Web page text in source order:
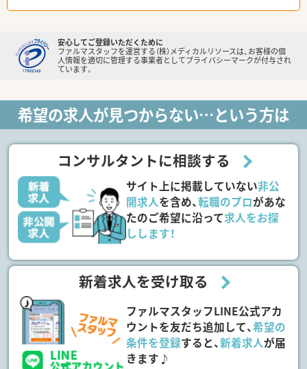
安心してご登録いただくために
ファルマスタッフを運営する（株）メディカルリソースは、お客様の個
人情報を適切に管理する事業者としてプライバシーマークが付与され
ています。
希望の求人が見つからない…という方は
コンサルタントに相談する
サイト上に掲載していない非公
開求人を含め、転職のプロがあな
たのご希望に沿って求人をお探
しします！
新着求人を受け取る
ファルマスタッフLINE公式アカ
ウントを友だち追加して、希望の
条件を登録すると、新着求人が届
きます♪